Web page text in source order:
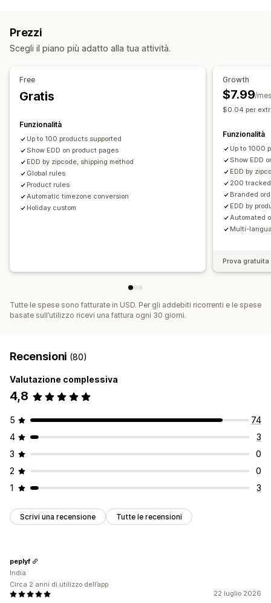
Opzioni di ritiro
Monitoraggio in tempo reale
Notifiche via email
Prezzi
Scegli il piano più adatto alla tua attività.
Free
Gratis
Funzionalità
Up to 100 products supported
Show EDD on product pages
EDD by zipcode, shipping method
Global rules
Product rules
Automatic timezone conversion
Holiday custom
Growth
$7.99/
$0.04 per
Funzionalità
Up to 1000
Show EDD
EDD by
200
Branded
EDD by
Automated
Multi-
Prova
Tutte le spese sono fatturate in USD. Per gli addebiti ricorrenti e le spese
basate sull’utilizzo ricevi una fattura ogni 30 giorni.
Recensioni (80)
Valutazione complessiva
4,8
5
74
4
3
3
0
2
0
1
3
Scrivi una recensione Tutte le recensioni
22 luglio 2026
peplyf
India
Circa 2 anni di utilizzo dell’app